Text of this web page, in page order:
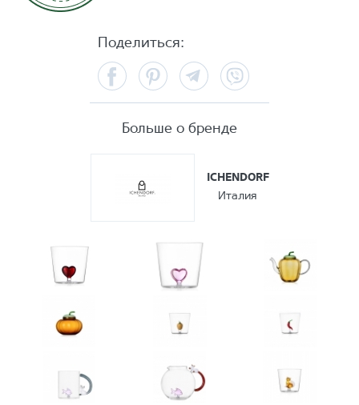
Поделиться:
FacebookPinterest Telegram
Больше о бренде
ICHENDORF
Италия